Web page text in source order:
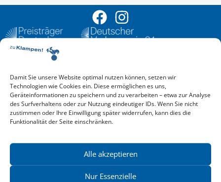
Damit Sie unsere Website optimal nutzen können, setzen wir
Technologien wie Cookies ein. Diese ermöglichen es uns,
Geräteinformationen zu speichern und zu verarbeiten – etwa zur Analyse
des Surfverhaltens oder zur Nutzung eindeutiger IDs. Wenn Sie nicht
zustimmen oder Ihre Einwilligung später widerrufen, kann dies die
Funktionalität der Seite einschränken.
Alle akzeptieren
Nur Essenzielle
Aktuelle Vorschau
Entdecken Sie das aktuelle zu-Klampen!-Verlagsprogramm.
Hier finden Sie die Verlagsvorschau – einfach direkt online
reinlesen oder herunterladen.
Download: Vorschau zu Klampen! Herbst 2026
Mehr aktuelle Vorschauen ansehen
News zu aktuellen Neuheiten und Nachrichten im zu Klampen!
Verlag – jederzeit wieder abbestellbar.